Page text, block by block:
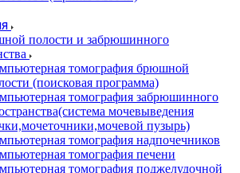
полости и забрюшинного
томография брюшной
(поисковая программа)
томография забрюшинного
мочевыведения
пузырь)
томография надпочечников
томография печени
томография поджелудочной